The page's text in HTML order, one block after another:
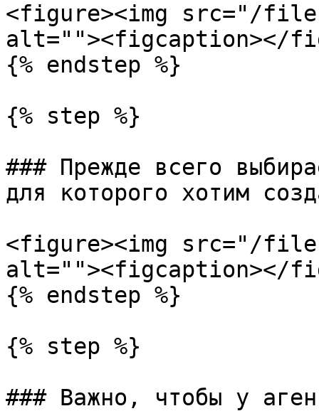
<figure><img src="/files/
alt=""><figcaption></
{% endstep %}
{% step %}
### Прежде всего
для которого хотим
<figure><img src="/files/
alt=""><figcaption></
{% endstep %}
{% step %}
### Важно, чтобы у